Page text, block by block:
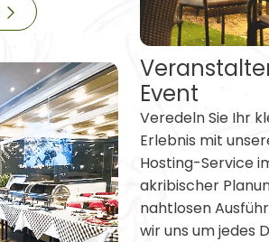
Event
Veredeln Sie Ihr
Erlebnis mit
Hosting-Service
akribischer
nahtlosen
wir uns um jedes